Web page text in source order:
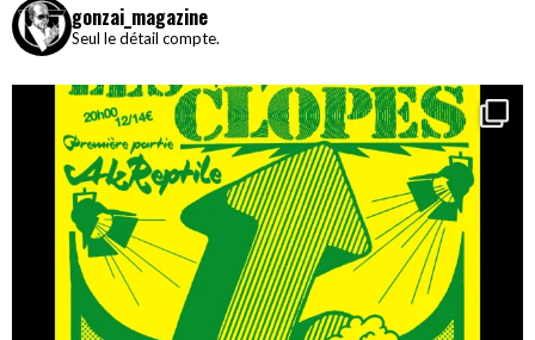
gonzai_magazine
Seul le détail compte.